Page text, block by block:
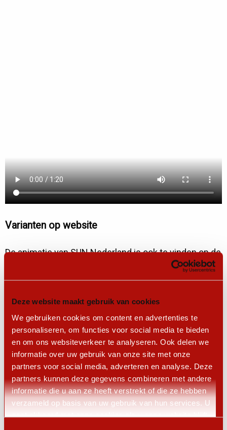
Deze website maakt gebruik van cookies
We gebruiken cookies om content en advertenties te
personaliseren, om functies voor social media te bieden
en om ons websiteverkeer te analyseren. Ook delen we
informatie over uw gebruik van onze site met onze
partners voor social media, adverteren en analyse. Deze
partners kunnen deze gegevens combineren met andere
informatie die u aan ze heeft verstrekt of die ze hebben
verzameld op basis van uw gebruik van hun services. U
gaat akkoord met onze cookies als u onze website blijft
Varianten op website
De animatie van SUN Nederland is ook te vinden op de
www.sunnederland.nl.
toegankelijk voor doven, slechthorenden en te
bekijken in een omgeving waar stilte is gewenst.
Daarnaast is er een variant gemaakt met ondertiteling
in het Engels. Deze variant is te vinden door op de
website in de bovenbalk te klikken op het woordje
‘English‘.
Lokale/regionale versies